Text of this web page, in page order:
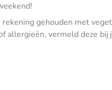
gehouden met
allergieën, vermeld deze bij